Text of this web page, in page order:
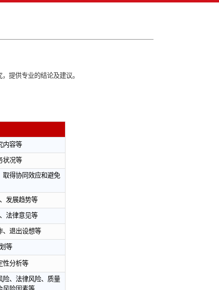
究
面进行科学客观的研究，提供专业的结论及建议。
主要内容
目背景、编制依据、研究内容等
产现状、经营现状、财务状况等
力、优化产业链结构、取得协同效应和避免
、发展现状、竞争状况、发展趋势等